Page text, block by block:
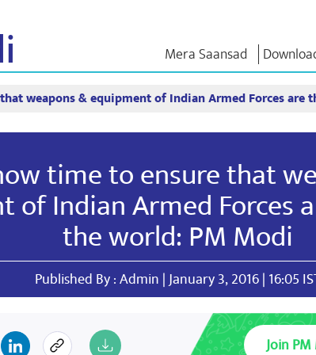
Mera Saansad
शासन
शासन नमुना
इन्फोग्राफीकस
अंतरंग
NaMo Merchandise
Motherhood
आंतरराष्ट्रीय
Kashi Vikas Yatra
weapons & equipment of Indian Armed Forces are
time to ensure that
of Indian Armed Forces
the world: PM Modi
Published By : Admin | January 3, 2016 | 16:05
Join